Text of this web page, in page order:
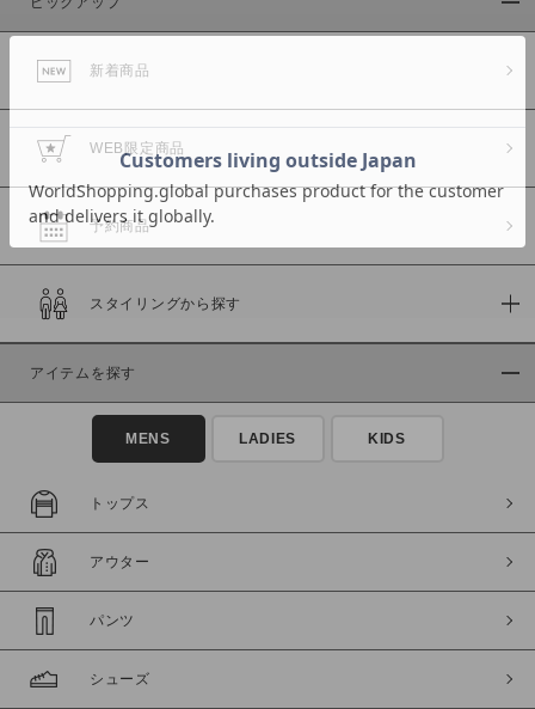
カラー
商品タイプ
通常商品
セール価格
在庫
在庫あり
新着商品
WEB限定商品
予約商品
スタイリングから探す
アイテムを探す
MENS LADIES KIDS
トップス
アウター
パンツ
シューズ